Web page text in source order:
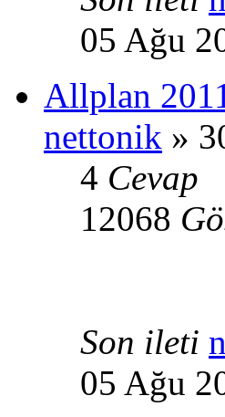
05 Ağu
Allplan
nettonik »
4 Cevap
12068
Son ileti
05 Ağu